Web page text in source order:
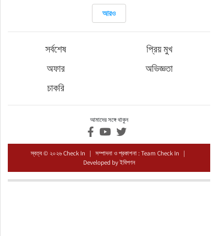
আরও
আরও
সর্বশেষ
প্রিয় মুখ
অফার
অভিজ্ঞতা
চাকরি
আমাদের সঙ্গে থাকুন
স্বত্ব © ২০২৬ Check In | সম্পাদনা ও প্রকাশনা : Team Check In |
Developed byইবিপণন